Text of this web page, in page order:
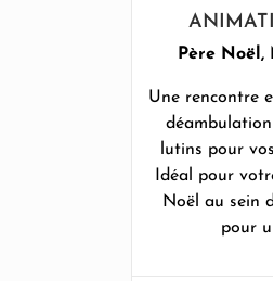
Père Noël,
Une rencontre
lutins pour
Idéal pour
Noël au sein
pour